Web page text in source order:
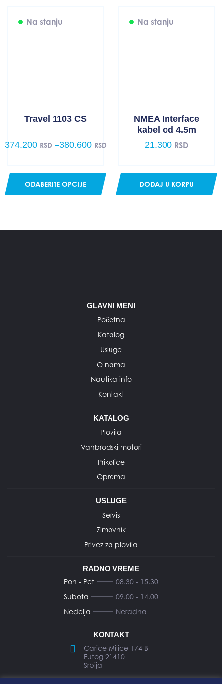
Na stanju
Travel 1103 CS
374.200 RSD –380.600 RSD
Price
through
380.600 RSD
ODABERITE OPCIJE
Na stanju
NMEA Interface
kabel od 4.5m
21.300 RSD
DODAJ U KORPU
GLAVNI MENI
Početna
Katalog
Usluge
O nama
Nautika info
Kontakt
KATALOG
Plovila
Vanbrodski motori
Prikolice
Oprema
USLUGE
Servis
Zimovnik
Privez za plovila
RADNO VREME
Pon - Pet
08.30 - 15.30
Subota
09.00 - 14.00
Nedelja
Neradna
KONTAKT
Carice Milice 174 B
Futog 21410
Srbija